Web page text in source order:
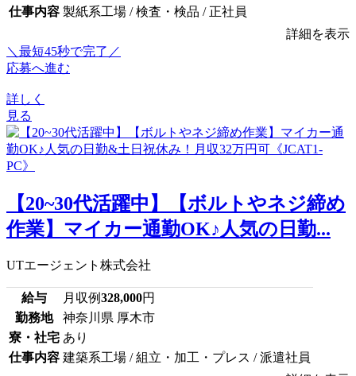
仕事内容 製紙系工場 / 検査・検品 / 正社員
詳細を表示
＼最短45秒で完了／
応募へ進む
詳しく
見る
【20~30代活躍中】【ボルトやネジ締め
作業】マイカー通勤OK♪人気の日勤...
UTエージェント株式会社
給与 月収例328,000円
勤務地
神奈川県 厚木市
寮・社宅 あり
仕事内容 建築系工場 / 組立・加工・プレス / 派遣社員